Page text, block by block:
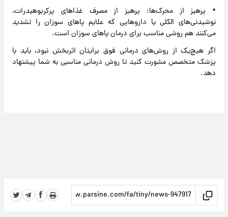
* پرهیز از محرک‌ها: پرهیز از مصرف غذاهای پرکربوهیدرات،‌
نوشیدنی‌های الکلی یا داروهایی که علایم پاهای سوزان را تشدید
می‌کنند هم روشی مناسب برای درمان پاهای سوزان است.
اگر هیچ‌یک از روش‌های درمانی فوق برایتان اثربخش نبود، باید با
پزشک متخصص مشورت کنید تا روش درمانی مناسبی به شما پیشنهاد
دهد.